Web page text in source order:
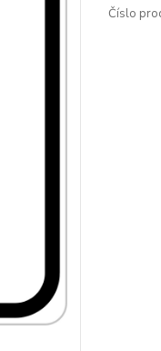
Číslo